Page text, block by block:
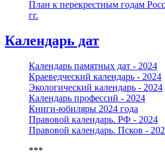
План к перекрестным годам
гг.
Календарь дат
Календарь памятных дат - 2024
Краеведческий календарь - 2024
Экологический календарь - 2024
Календарь профессий - 2024
Книги-юбиляры 2024 года
Правовой календарь. РФ - 2024
Правовой календарь. Псков -
***